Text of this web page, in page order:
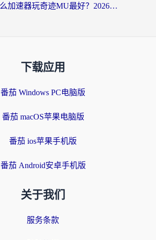
国外用什么加速器玩奇迹MU最好？2026海外玩家国服游戏加速全攻略
下载应用
番茄 Windows PC电脑版
番茄 macOS苹果电脑版
番茄 ios苹果手机版
番茄 Android安卓手机版
关于我们
服务条款